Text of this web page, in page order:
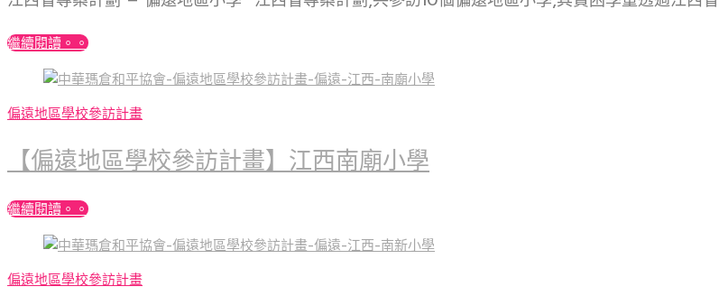
繼續閱讀。。
偏遠地區學校參訪計畫
【偏遠地區學校參訪計畫】江西南廟小學
繼續閱讀。。
偏遠地區學校參訪計畫